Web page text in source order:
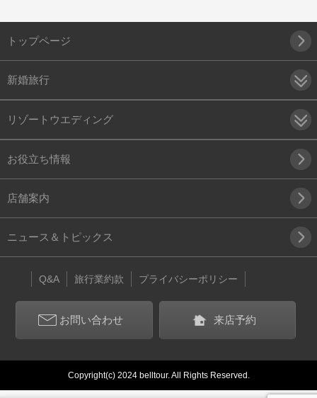
トップページ
新婚旅行
リゾートウエディング
お役立ち情報
店舗案内
ニュース＆トピックス
Q&A 旅行業約款 プライバシーポリシー
お問い合わせ 来店予約
Copyright(c) 2024 belltour. All Rights Reserved.